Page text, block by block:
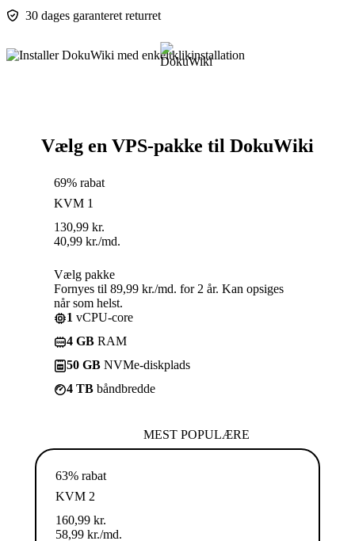
30 dages garanteret returret
Vælg en VPS-pakke til DokuWiki
69% rabat
KVM 1
130,99 kr.
40,99 kr./md.
Vælg pakke
Fornyes til 89,99 kr./md. for 2 år. Kan opsiges
når som helst.
1 vCPU-core
4 GB RAM
50 GB NVMe-diskplads
4 TB båndbredde
MEST POPULÆRE
63% rabat
KVM 2
160,99 kr.
58,99 kr./md.